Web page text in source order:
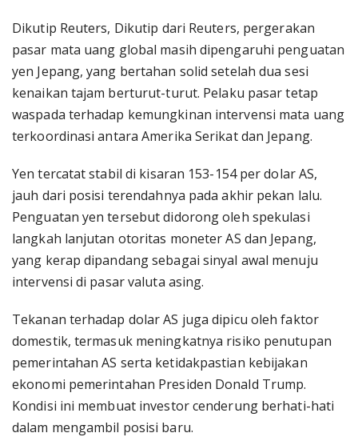
Dikutip Reuters, Dikutip dari Reuters, pergerakan
pasar mata uang global masih dipengaruhi penguatan
yen Jepang, yang bertahan solid setelah dua sesi
kenaikan tajam berturut-turut. Pelaku pasar tetap
waspada terhadap kemungkinan intervensi mata uang
terkoordinasi antara Amerika Serikat dan Jepang.
Yen tercatat stabil di kisaran 153-154 per dolar AS,
jauh dari posisi terendahnya pada akhir pekan lalu.
Penguatan yen tersebut didorong oleh spekulasi
langkah lanjutan otoritas moneter AS dan Jepang,
yang kerap dipandang sebagai sinyal awal menuju
intervensi di pasar valuta asing.
Tekanan terhadap dolar AS juga dipicu oleh faktor
domestik, termasuk meningkatnya risiko penutupan
pemerintahan AS serta ketidakpastian kebijakan
ekonomi pemerintahan Presiden Donald Trump.
Kondisi ini membuat investor cenderung berhati-hati
dalam mengambil posisi baru.